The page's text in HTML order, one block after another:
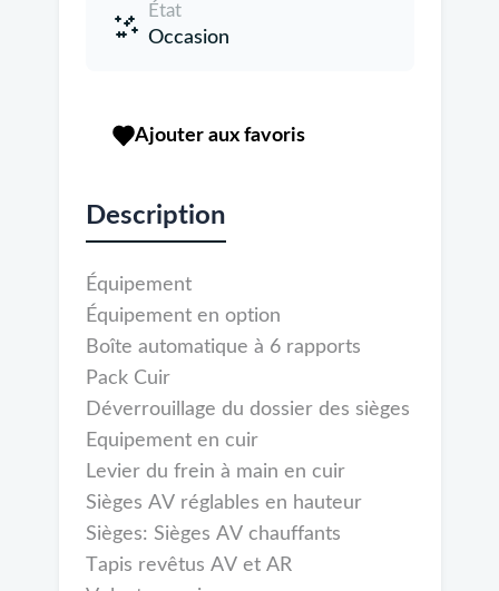
État
Occasion
Ajouter aux favoris
Description
Équipement
Équipement en option
Boîte automatique à 6 rapports
Pack Cuir
Déverrouillage du dossier des sièges
Equipement en cuir
Levier du frein à main en cuir
Sièges AV réglables en hauteur
Sièges: Sièges AV chauffants
Tapis revêtus AV et AR